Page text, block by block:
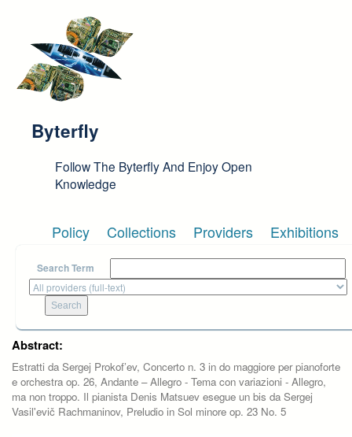
Byterfly
Follow The Byterfly And Enjoy Open
Knowledge
Policy Collections Providers Exhibitions
Search Term
Abstract:
Estratti da Sergej Prokof’ev, Concerto n. 3 in do maggiore per pianoforte
e orchestra op. 26, Andante – Allegro - Tema con variazioni - Allegro,
ma non troppo. Il pianista Denis Matsuev esegue un bis da Sergej
Vasil'evič Rachmaninov, Preludio in Sol minore op. 23 No. 5